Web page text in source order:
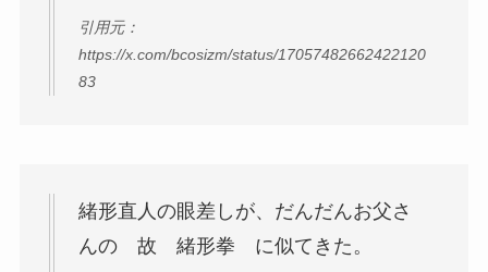
引用元：
https://x.com/bcosizm/status/17057482662422120
83
緒形直人の眼差しが、だんだんお父さ
んの 故 緒形拳 に似てきた。